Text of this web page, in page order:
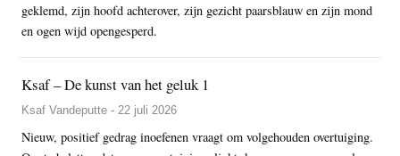
geklemd, zijn hoofd achterover, zijn gezicht paarsblauw en zijn mond
en ogen wijd opengesperd.
Ksaf – De kunst van het geluk 1
Ksaf Vandeputte - 22 juli 2026
Nieuw, positief gedrag inoefenen vraagt om volgehouden overtuiging.